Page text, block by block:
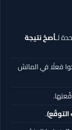
لـأصحّ نتيجة
اللي شاركوا فعلًا في الماتش
.